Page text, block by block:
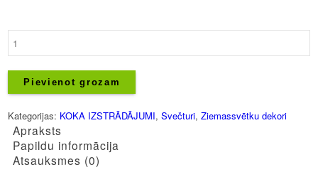
eglītēm
daudzums
Pievienot grozam
Kategorijas: KOKA IZSTRĀDĀJUMI,Svečturi,Ziemassvētku dekori
Apraksts
Papildu informācija
Atsauksmes (0)